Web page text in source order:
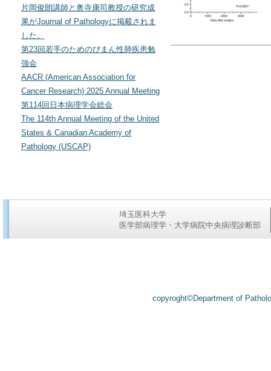
片岡俊朗講師と奥寺康司教授の研究成
果がJournal of Pathologyに掲載されま
した。
第23回若手のためのびまん性肺疾患勉
強会
AACR (American Association for
Cancer Research) 2025 Annual Meeting
第114回日本病理学会総会
The 114th Annual Meeting of the United
States & Canadian Academy of
Pathology (USCAP)
埼玉医科大学
医学部病理学・大学病院中央病理診断部
copyroght©Department of